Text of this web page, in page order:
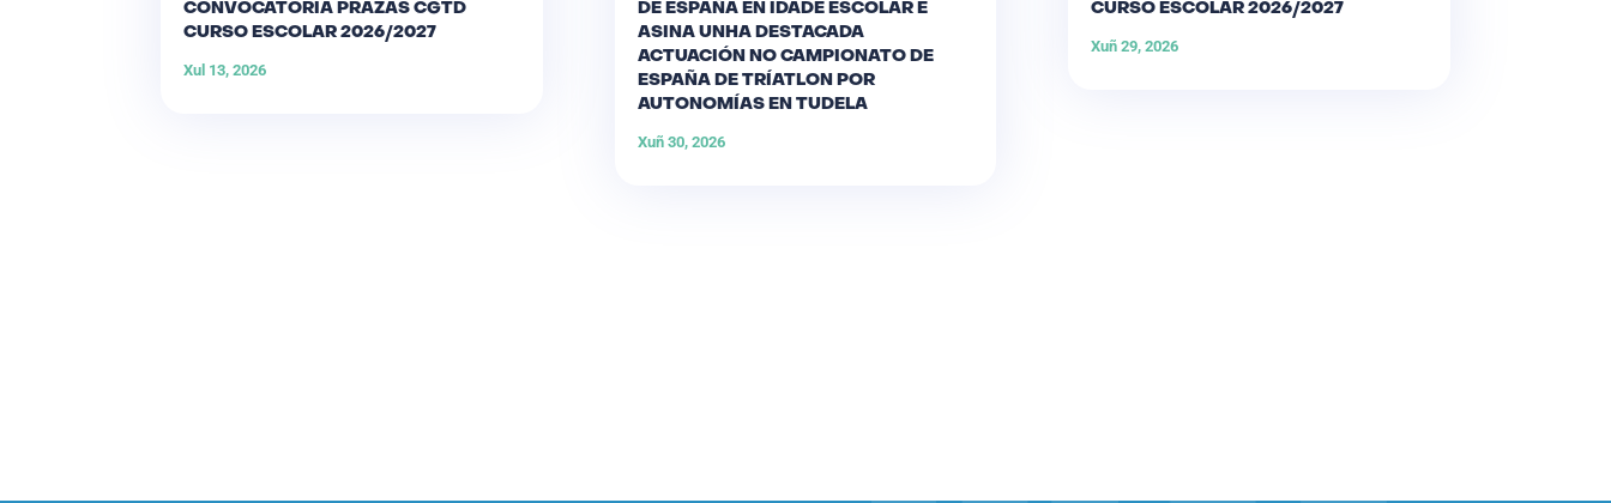
CONVOCATORIA PRAZAS CGTD
CURSO ESCOLAR 2026/2027
Xul 13, 2026
DE ESPAÑA EN IDADE ESCOLAR E
ASINA UNHA DESTACADA
ACTUACIÓN NO CAMPIONATO DE
ESPAÑA DE TRÍATLON POR
AUTONOMÍAS EN TUDELA
Xuñ 30, 2026
CURSO ESCOLAR 2026/2027
Xuñ 29, 2026